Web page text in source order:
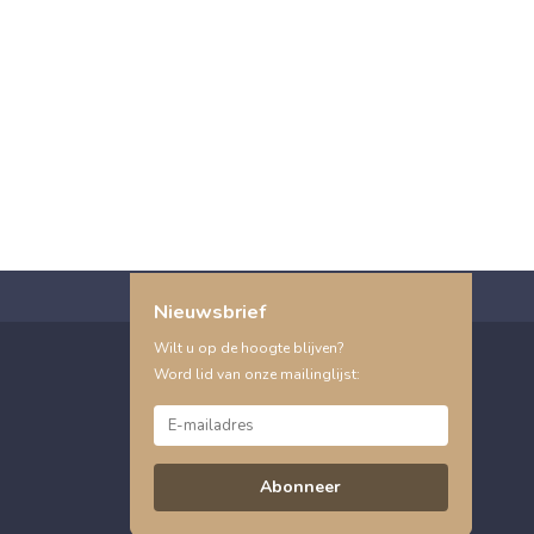
Nieuwsbrief
Wilt u op de hoogte blijven?
Word lid van onze mailinglijst:
Abonneer